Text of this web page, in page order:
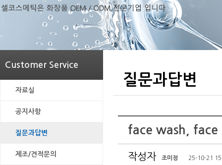
Customer Service
자료실
공지사항
질문과답변
제조/견적문의
질문과답변
face wash, face
작성자 조미정 25-10-21